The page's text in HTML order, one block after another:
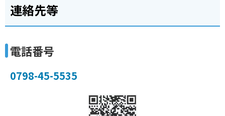
連絡先等
電話番号
0798-45-5535